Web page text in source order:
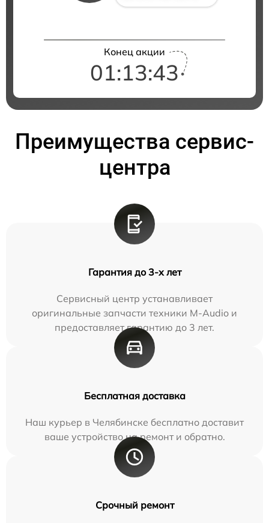
Конец акции
01:13:42
Преимущества сервис-
центра
Гарантия до 3-х лет
Сервисный центр устанавливает
оригинальные запчасти техники M-Audio и
предоставляет гарантию до 3 лет.
Бесплатная доставка
Наш курьер в Челябинске бесплатно доставит
ваше устройство на ремонт и обратно.
Срочный ремонт